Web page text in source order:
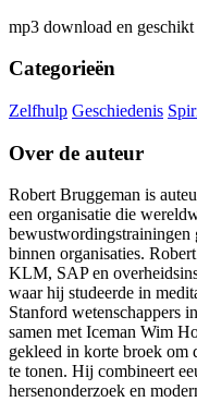
mp3 download en
Categorieën
Zelfhulp Geschiedenis
Over de auteur
Robert Bruggeman is
een organisatie die
bewustwordingstrainingen
binnen organisaties.
KLM, SAP en
waar hij studeerde in
Stanford wetenschappers
samen met Iceman Wim
gekleed in korte broek om
te tonen. Hij combineert
hersenonderzoek en